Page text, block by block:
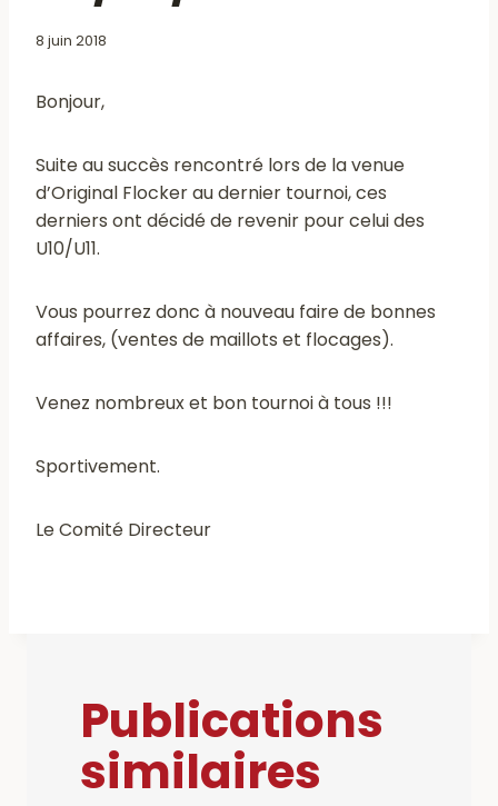
8 juin 2018
Bonjour,
Suite au succès rencontré lors de la venue
d’Original Flocker au dernier tournoi, ces
derniers ont décidé de revenir pour celui des
U10/U11.
Vous pourrez donc à nouveau faire de bonnes
affaires, (ventes de maillots et flocages).
Venez nombreux et bon tournoi à tous !!!
Sportivement.
Le Comité Directeur
Publications
similaires